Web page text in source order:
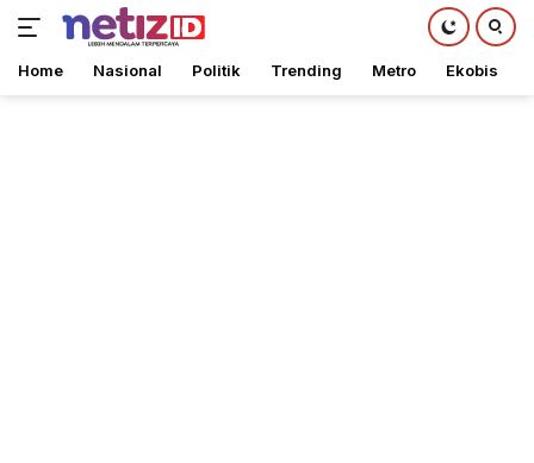
Home Nasional Politik Trending Metro Ekobis